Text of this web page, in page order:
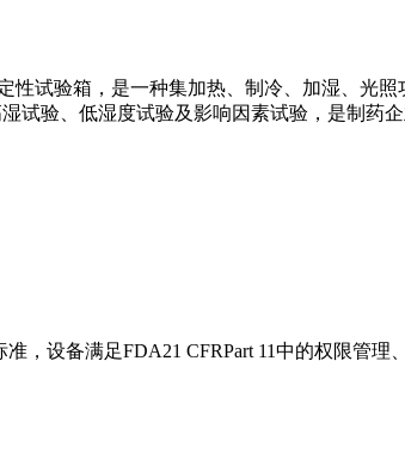
性试验箱，是一种集加热、制冷、加湿、
试验、低湿度试验及影响因素试验，是制药
，设备满足FDA21 CFRPart 11中的权限管理